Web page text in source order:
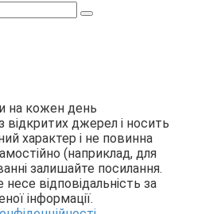
на кожен день
відкритих джерел і носить
характер і не повинна
(наприклад, для
залишайте посилання.
несе відповідальність за
інформації.